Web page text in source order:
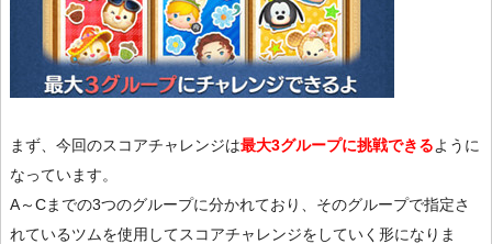
まず、今回のスコアチャレンジは最大3グループに挑戦できるように
なっています。
A～Cまでの3つのグループに分かれており、そのグループで指定さ
れているツムを使用してスコアチャレンジをしていく形になりま